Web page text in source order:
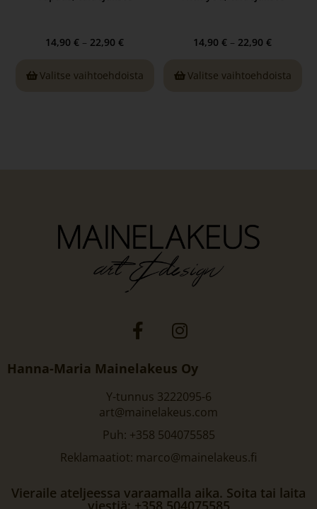
14,90 € – 22,90 €
Valitse vaihtoehdoista
14,90 € – 22,90 €
Valitse vaihtoehdoista
Hanna-Maria Mainelakeus Oy
Y-tunnus 3222095-6
art@mainelakeus.com
Puh: +358 504075585
Reklamaatiot: marco@mainelakeus.fi
Vieraile ateljeessa varaamalla aika. Soita tai laita